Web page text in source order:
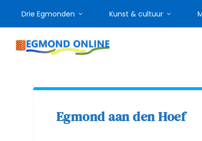
Drie Egmonden Kunst & cultuur
Egmond aan den Hoef